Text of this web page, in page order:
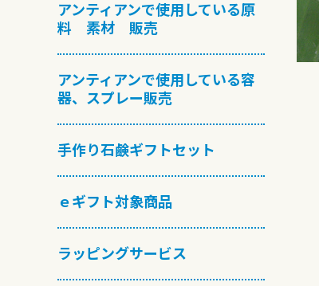
アンティアンで使用している原
料 素材 販売
アンティアンで使用している容
器、スプレー販売
手作り石鹸ギフトセット
ｅギフト対象商品
ラッピングサービス